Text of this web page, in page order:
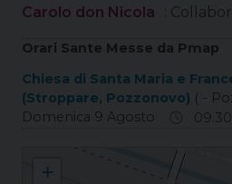
Carolo don Nicola
:
Orari Sante Messe da Pmap
Chiesa di Santa Maria e
(Stroppare, Pozzonovo) ( -
Domenica 9 Agosto
09.30
Stroppare Santi Maria Madre Dio e
+